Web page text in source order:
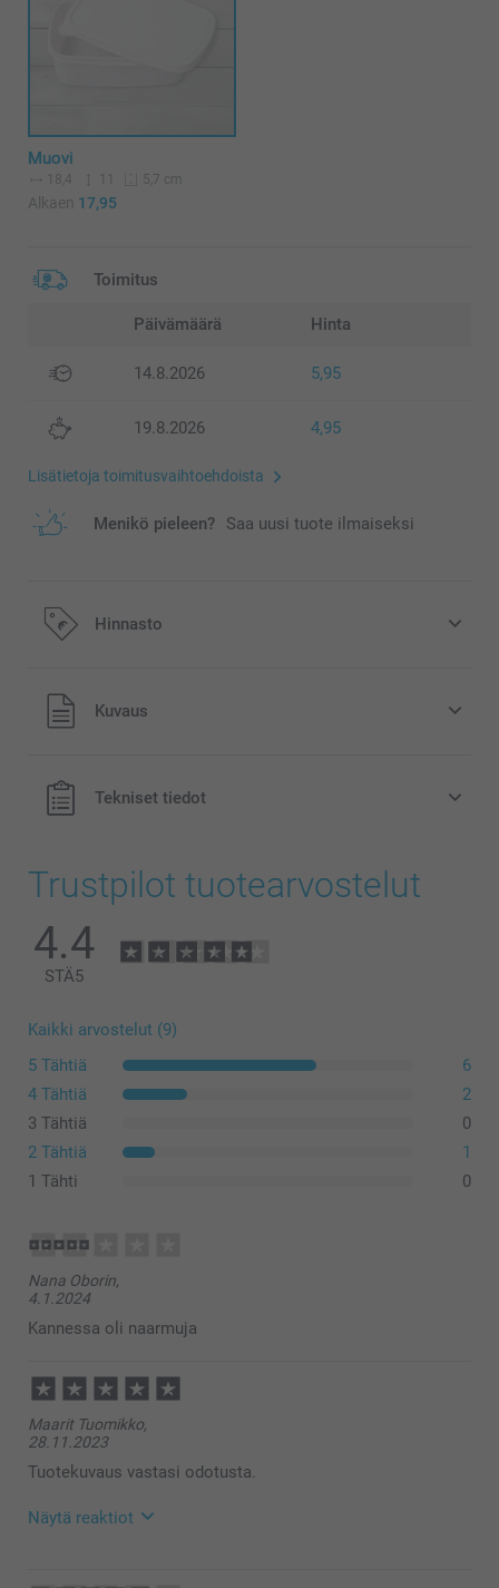
Muovi
18,4 5,7 cm
Alkaen 17,95
Toimitus
Päivämäärä Hinta
14.8.2026 5,95
19.8.2026 4,95
Lisätietoja toimitusvaihtoehdoista
Menikö pieleen? Saa uusi tuote ilmaiseksi
Hinnasto
Kaikki hinnat ovat euroina, sisältävät arvonlisäveron ja
eivät sisällä postikuluja.
Kuvaus
Tekniset tiedot
Trustpilot tuotearvostelut
4.4
STÄ5
Kaikki arvostelut (9)
5 Tähtiä
6
4 Tähtiä
2
3 Tähtiä
0
2 Tähtiä
1
1 Tähti
0
Nana Oborin,
4.1.2024
Kannessa oli naarmuja
Maarit Tuomikko,
28.11.2023
Tuotekuvaus vastasi odotusta.
Näytä reaktiot